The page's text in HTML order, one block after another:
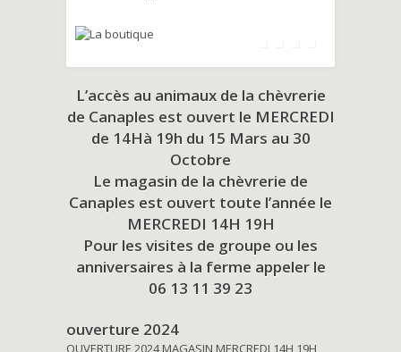
L’accès au animaux de la chèvrerie
de Canaples est ouvert le MERCREDI
de 14Hà 19h du 15 Mars au 30
Octobre
Le magasin de la chèvrerie de
Canaples est ouvert toute l’année le
MERCREDI 14H 19H
Pour les visites de groupe ou les
anniversaires à la ferme appeler le
06 13 11 39 23
ouverture 2024
OUVERTURE 2024 MAGASIN MERCREDI 14H 19H